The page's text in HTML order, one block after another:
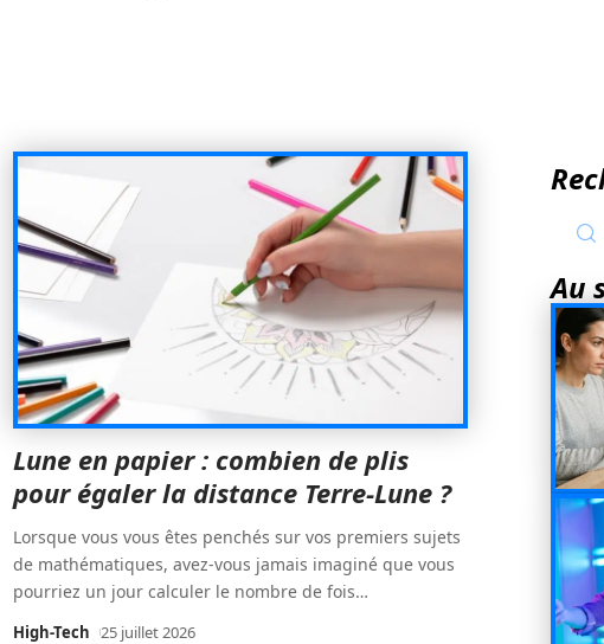
Lune en papier : combien de plis
pour égaler la distance Terre-Lune ?
Lorsque vous vous êtes penchés sur vos premiers sujets
de mathématiques, avez-vous jamais imaginé que vous
pourriez un jour calculer le nombre de fois…
High-Tech 25 juillet 2026
Au